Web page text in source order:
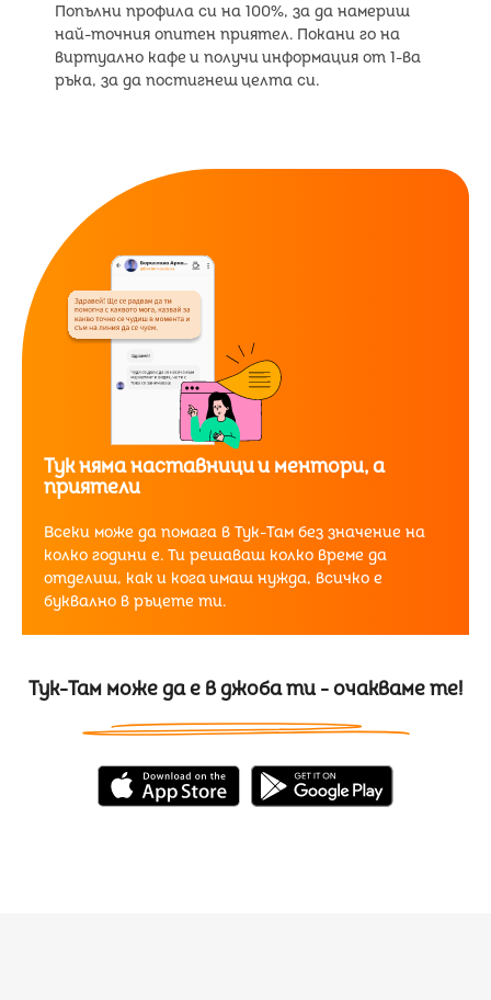
Попълни профила си на 100%, за да намериш
най-точния опитен приятел. Покани го на
виртуално кафе и получи информация от 1-ва
ръка, за да постигнеш целта си.
Тук няма наставници и ментори, а
приятели
Всеки може да помага в Тук-Там без значение на
колко години е. Ти решаваш колко време да
отделиш, как и кога имаш нужда, всичко е
буквално в ръцете ти.
Тук-Там може да е в джоба ти - очакваме те!